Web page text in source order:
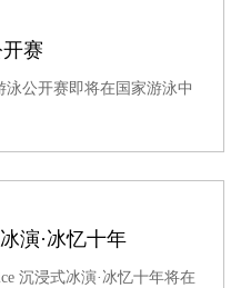
赛
泳公开赛即将在国家游泳中
演·冰忆十年
沉浸式冰演·冰忆十年将在